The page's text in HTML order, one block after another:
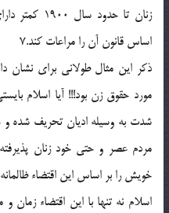
زنان تا
اساس قانون آن را مراعات کند.7
ذکر اين مثال طولاني براي نشان
مورد حقوق زن بود!!! آيا اسلام
شدت به وسيله اديان تحريف شده
مردم عصر و حتي خود زنان
خويش را بر اساس اين اقتضاء
اسلام نه تنها با اين اقتضاء زمان